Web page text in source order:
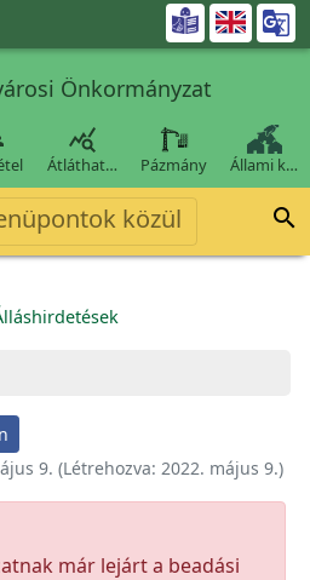

Önkormányzat

Átláthat… Pázmány Állami k…
közül 
9. (Létrehozva: 2022. május 9.)
már lejárt a beadási